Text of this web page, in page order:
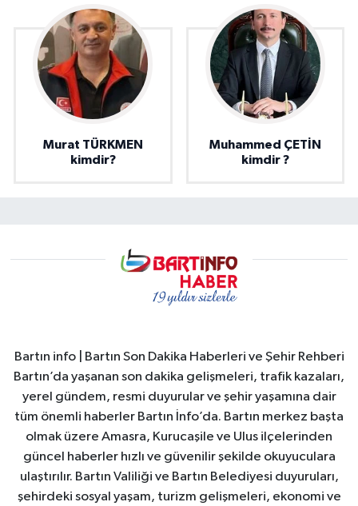
Murat TÜRKMEN
kimdir?
Muhammed ÇETİN
kimdir ?
Bartın info | Bartın Son Dakika Haberleri ve Şehir Rehberi
Bartın’da yaşanan son dakika gelişmeleri, trafik kazaları,
yerel gündem, resmi duyurular ve şehir yaşamına dair
tüm önemli haberler Bartın İnfo’da. Bartın merkez başta
olmak üzere Amasra, Kurucaşile ve Ulus ilçelerinden
güncel haberler hızlı ve güvenilir şekilde okuyuculara
ulaştırılır. Bartın Valiliği ve Bartın Belediyesi duyuruları,
şehirdeki sosyal yaşam, turizm gelişmeleri, ekonomi ve